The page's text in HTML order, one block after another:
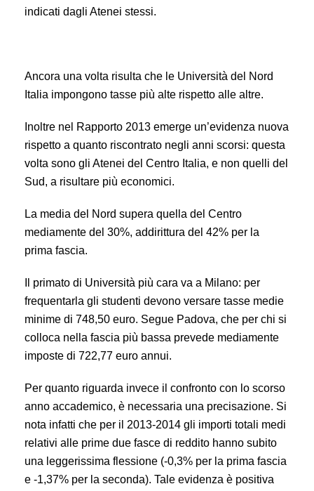
indicati dagli Atenei stessi.
Ancora una volta risulta che le Università del Nord
Italia impongono tasse più alte rispetto alle altre.
Inoltre nel Rapporto 2013 emerge un’evidenza nuova
rispetto a quanto riscontrato negli anni scorsi: questa
volta sono gli Atenei del Centro Italia, e non quelli del
Sud, a risultare più economici.
La media del Nord supera quella del Centro
mediamente del 30%, addirittura del 42% per la
prima fascia.
Il primato di Università più cara va a Milano: per
frequentarla gli studenti devono versare tasse medie
minime di 748,50 euro. Segue Padova, che per chi si
colloca nella fascia più bassa prevede mediamente
imposte di 722,77 euro annui.
Per quanto riguarda invece il confronto con lo scorso
anno accademico, è necessaria una precisazione. Si
nota infatti che per il 2013-2014 gli importi totali medi
relativi alle prime due fasce di reddito hanno subito
una leggerissima flessione (-0,3% per la prima fascia
e -1,37% per la seconda). Tale evidenza è positiva